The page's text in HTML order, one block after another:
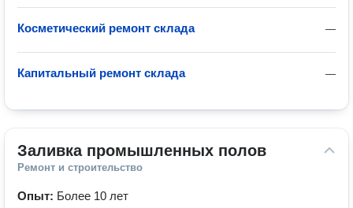
—
Косметический ремонт склада
—
Капитальный ремонт склада
Заливка промышленных полов
Ремонт и строительство
Опыт: Более 10 лет